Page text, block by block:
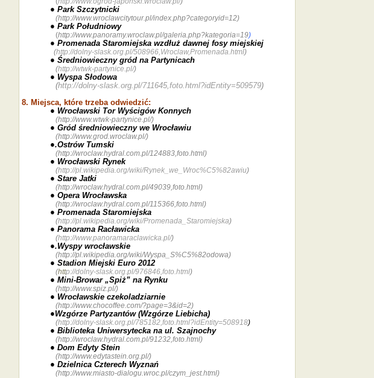
● Park Szczytnicki
(http://www.wroclawcitytour.pl/index.php?categoryid=12)
● Park Południowy
(http://www.panoramy.wroclaw.pl/galeria.php?kategoria=19)
● Promenada Staromiejska wzdłuż dawnej fosy miejskiej
(http://dolny-slask.org.pl/508966,Wroclaw,Promenada.html)
● Średniowieczny gród na Partynicach
(http://wtwk-partynice.pl/)
● Wyspa Słodowa
(http://dolny-slask.org.pl/711645,foto.html?idEntity=509579)
8. Miejsca, które trzeba odwiedzić:
● Wrocławski Tor Wyścigów Konnych
(http://www.wtwk-partynice.pl/)
● Gród średniowieczny we Wrocławiu
(http://www.grod.wroclaw.pl/)
●.Ostrów Tumski
(http://wroclaw.hydral.com.pl/124883,foto.html)
● Wrocławski Rynek
(http://pl.wikipedia.org/wiki/Rynek_we_Wroc%C5%82awiu)
● Stare Jatki
(http://wroclaw.hydral.com.pl/49039,foto.html)
● Opera Wrocławska
(http://wroclaw.hydral.com.pl/115366,foto.html)
● Promenada Staromiejska
(http://pl.wikipedia.org/wiki/Promenada_Staromiejska)
● Panorama Racławicka
(http://www.panoramaraclawicka.pl/)
●.Wyspy wrocławskie
(http://pl.wikipedia.org/wiki/Wyspa_S%C5%82odowa)
● Stadion Miejski Euro 2012
(http://dolny-slask.org.pl/976846,foto.html)
● Mini-Browar „Spiż” na Rynku
(http://www.spiz.pl/)
● Wrocławskie czekoladziarnie
(http://www.chocoffee.com/?page=3&id=2)
●Wzgórze Partyzantów (Wzgórze Liebicha)
(http://dolny-slask.org.pl/785182,foto.html?idEntity=508918)
● Biblioteka Uniwersytecka na ul. Szajnochy
(http://wroclaw.hydral.com.pl/91232,foto.html)
● Dom Edyty Stein
(http://www.edytastein.org.pl/)
● Dzielnica Czterech Wyznań
(http://www.miasto-dialogu.wroc.pl/czym_jest.html)